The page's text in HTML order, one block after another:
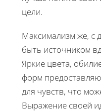
цели.
Максимализм же, с
быть источником
Яркие цвета,
форм
для чувств, что
Выражение своей